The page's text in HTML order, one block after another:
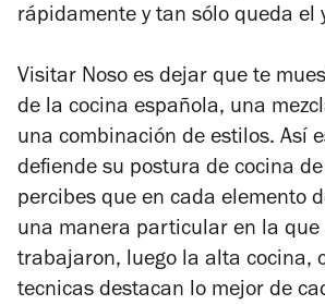
rápidamente y tan sólo queda el
Visitar Noso es dejar que te
de la cocina española, una
una combinación de estilos. Así
defiende su postura de cocina
percibes que en cada elemento
una manera particular en la que
trabajaron, luego la alta cocina,
tecnicas destacan lo mejor de